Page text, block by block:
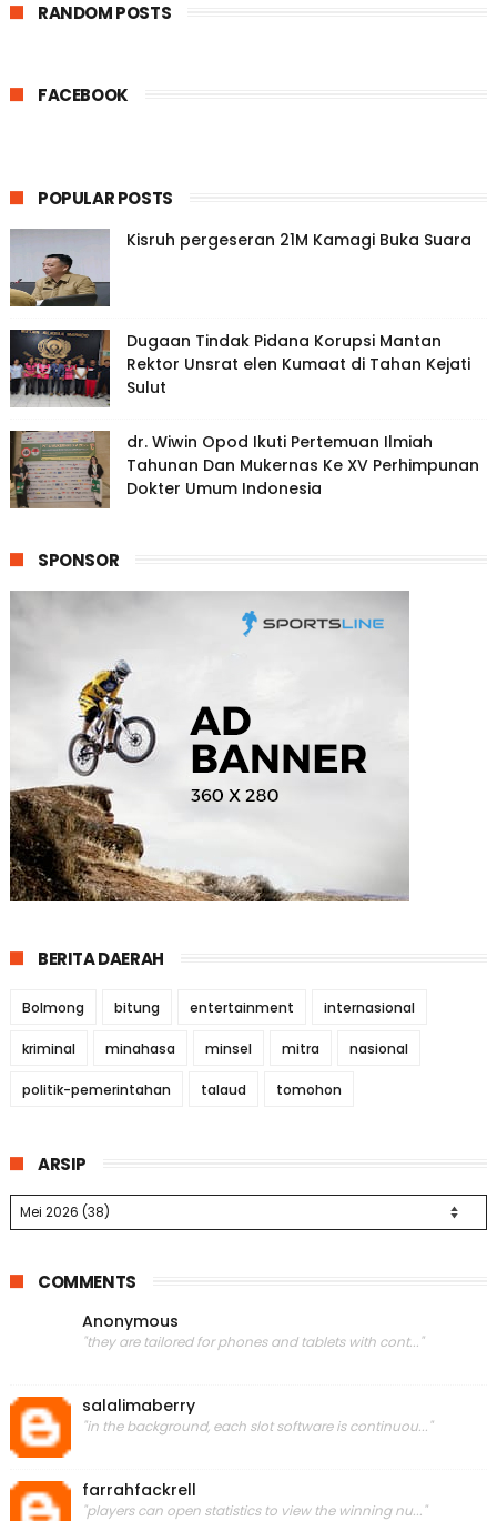
RANDOM POSTS
FACEBOOK
POPULAR POSTS
Kisruh pergeseran 21M Kamagi Buka Suara
Dugaan Tindak Pidana Korupsi Mantan
Rektor Unsrat elen Kumaat di Tahan Kejati
Sulut
dr. Wiwin Opod Ikuti Pertemuan Ilmiah
Tahunan Dan Mukernas Ke XV Perhimpunan
Dokter Umum Indonesia
SPONSOR
BERITA DAERAH
Bolmong bitung entertainment internasional
kriminal minahasa minsel mitra nasional
politik-pemerintahan talaud tomohon
ARSIP
COMMENTS
Anonymous
"they are tailored for phones and tablets with cont..."
salalimaberry
"in the background, each slot software is continuou..."
farrahfackrell
"players can open statistics to view the winning nu..."